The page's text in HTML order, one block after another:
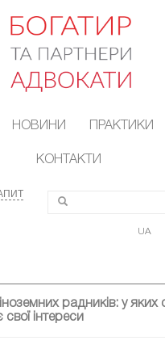
НОВИНИ ПРАКТИКИ
КОНТАКТИ
UA
радників: у яких
інтереси